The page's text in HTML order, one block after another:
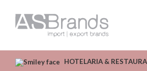
HOTELARIA &